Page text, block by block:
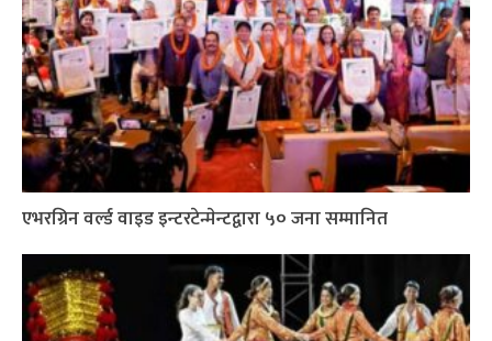
एभरग्रिन वर्ल्ड वाइड इन्टरटेन्मेन्टद्वारा ५० जना सम्मानित